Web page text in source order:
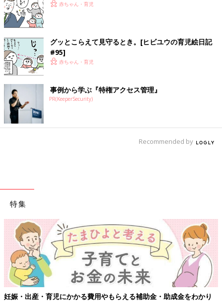
赤ちゃん・育児
グッとこらえて見守るとき。[ヒビユウの育児絵日記
#95]
赤ちゃん・育児
事例から学ぶ『特権アクセス管理』
PR(KeeperSecurity)
Recommended by
特集
妊娠・出産・育児にかかる費用やもらえる補助金・助成金をわかり